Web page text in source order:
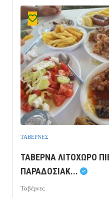
ΤΑΒΕΡΝΕΣ
ΤΑΒΕΡΝΑ ΛΙΤΟΧΩΡΟ
ΠΑΡΑΔΟΣΙΑΚ...
Ταβέρνες